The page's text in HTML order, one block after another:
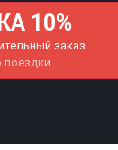
10%
заказ
поездки